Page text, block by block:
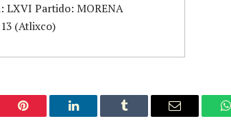
LXVI Partido: MORENA
(Atlixco)
Pinterest LinkedIn Tumblr Email